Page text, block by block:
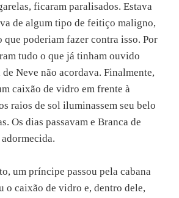
ficaram paralisados. Estava
de algum tipo de feitiço maligno,
que poderiam fazer contra isso. Por
tudo o que já tinham ouvido
Neve não acordava. Finalmente,
caixão de vidro em frente à
raios de sol iluminassem seu belo
Os dias passavam e Branca de
um príncipe passou pela cabana
o caixão de vidro e, dentro dele,